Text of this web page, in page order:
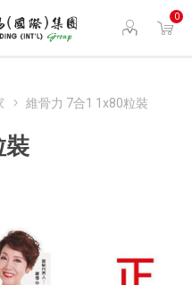
0
維骨力 7合1 1x80粒裝
裝